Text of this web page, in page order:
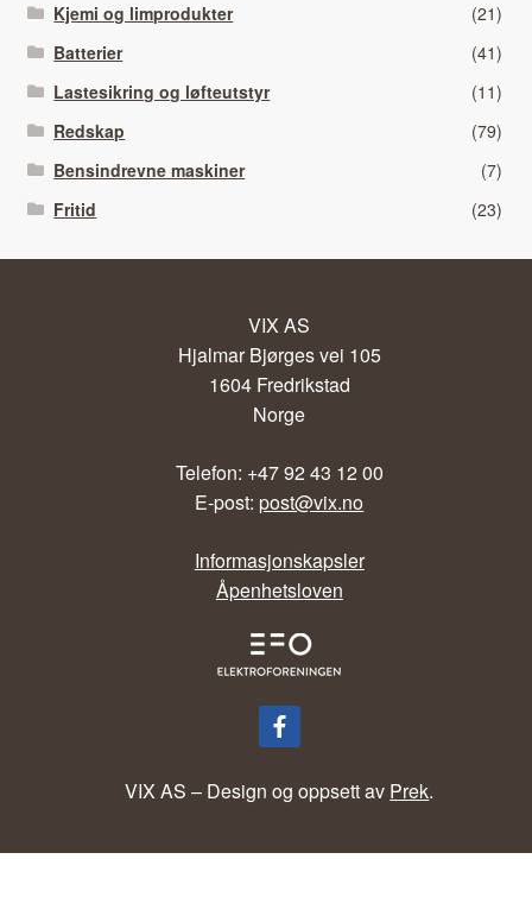
Kjemi og limprodukter
(21)
Batterier
(41)
Lastesikring og løfteutstyr
(11)
Redskap
(79)
Bensindrevne maskiner
(7)
Fritid
(23)
VIX AS
Hjalmar Bjørges vei 105
1604 Fredrikstad
Norge
Telefon: +47 92 43 12 00
E-post:post@vix.no
Informasjonskapsler
Åpenhetsloven
VIX AS – Design og oppsett av Prek.